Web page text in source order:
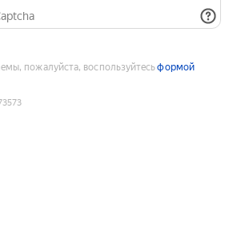
пожалуйста, воспользуйтесьформой